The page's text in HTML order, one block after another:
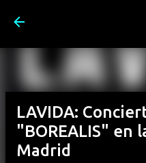
LAVIDA:
"BOREALIS" en
Madrid